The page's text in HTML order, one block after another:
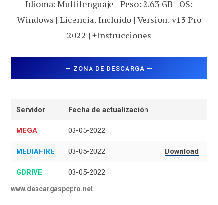
Idioma: Multilenguaje | Peso: 2.63 GB | OS:
Windows | Licencia: Incluido | Version: v13 Pro
2022 | +Instrucciones
— ZONA DE DESCARGA —
Servidor Fecha de actualización
MEGA 03-05-2022
MEDIAFIRE 03-05-2022 Download
GDRIVE 03-05-2022
www.descargaspcpro.net